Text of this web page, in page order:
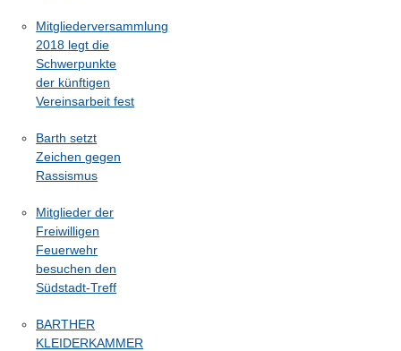
Mitgliederversammlung
2018 legt die
Schwerpunkte
der künftigen
Vereinsarbeit fest
Barth setzt
Zeichen gegen
Rassismus
Mitglieder der
Freiwilligen
Feuerwehr
besuchen den
Südstadt-Treff
BARTHER
KLEIDERKAMMER